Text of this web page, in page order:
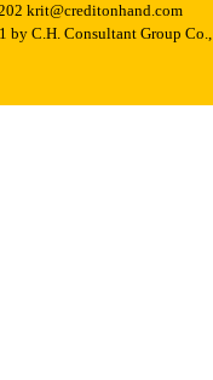
krit@creditonhand.com
C.H. Consultant Group